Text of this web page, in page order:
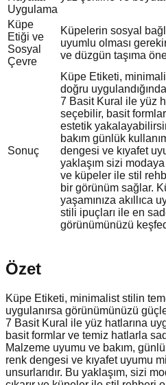
Uygulama
Küpe
Etiği ve
Sosyal
Çevre
Küpelerin sosyal
uyumlu olması
ve düzgün taşıma
Sonuç
Küpe Etiketi,
doğru
7 Basit Kural ile yüz
seçebilir, basit
estetik
bakım günlük
dengesi ve kıyafet
yaklaşım sizi modaya
ve küpeler ile stil
bir görünüm sağlar.
yaşamınıza akıllıca
stili ipuçları ile en
görünümünüzü
Özet
Küpe Etiketi, minimalist stilin
uygulanırsa görünümünüzü
7 Basit Kural ile yüz hatlarına
basit formlar ve temiz hatlarla
Malzeme uyumu ve bakım,
renk dengesi ve kıyafet uyumu
unsurlarıdır. Bu yaklaşım, sizi